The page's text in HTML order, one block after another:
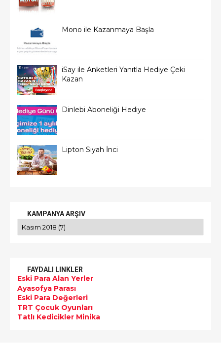
Mono ile Kazanmaya Başla
iSay ile Anketleri Yanıtla Hediye Çeki
Kazan
Dinlebi Aboneliği Hediye
Lipton Siyah İnci
KAMPANYA ARŞIV
FAYDALI LINKLER
Eski Para Alan Yerler
Ayasofya Parası
Eski Para Değerleri
TRT Çocuk Oyunları
Tatlı Kedicikler Minika